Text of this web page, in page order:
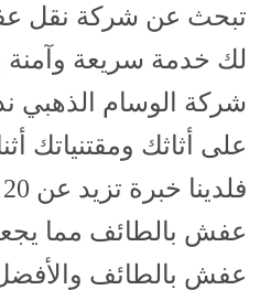
تبحث عن شركة نقل
لك خدمة سريعة وآمنة
شركة الوسام الذهبي
على أثاثك ومقتنياتك
عفش بالطائف مما
عفش بالطائف